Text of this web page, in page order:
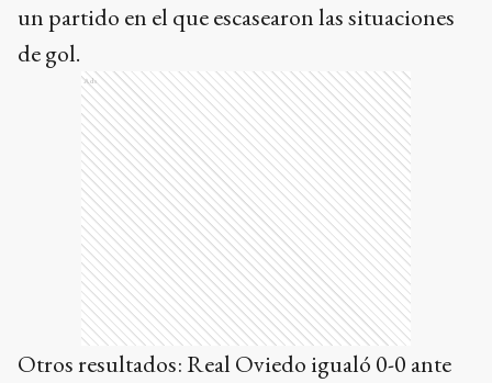
un partido en el que escasearon las situaciones
de gol.
Ads
Otros resultados: Real Oviedo igualó 0-0 ante